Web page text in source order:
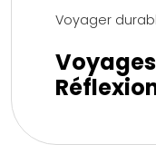
Voyager